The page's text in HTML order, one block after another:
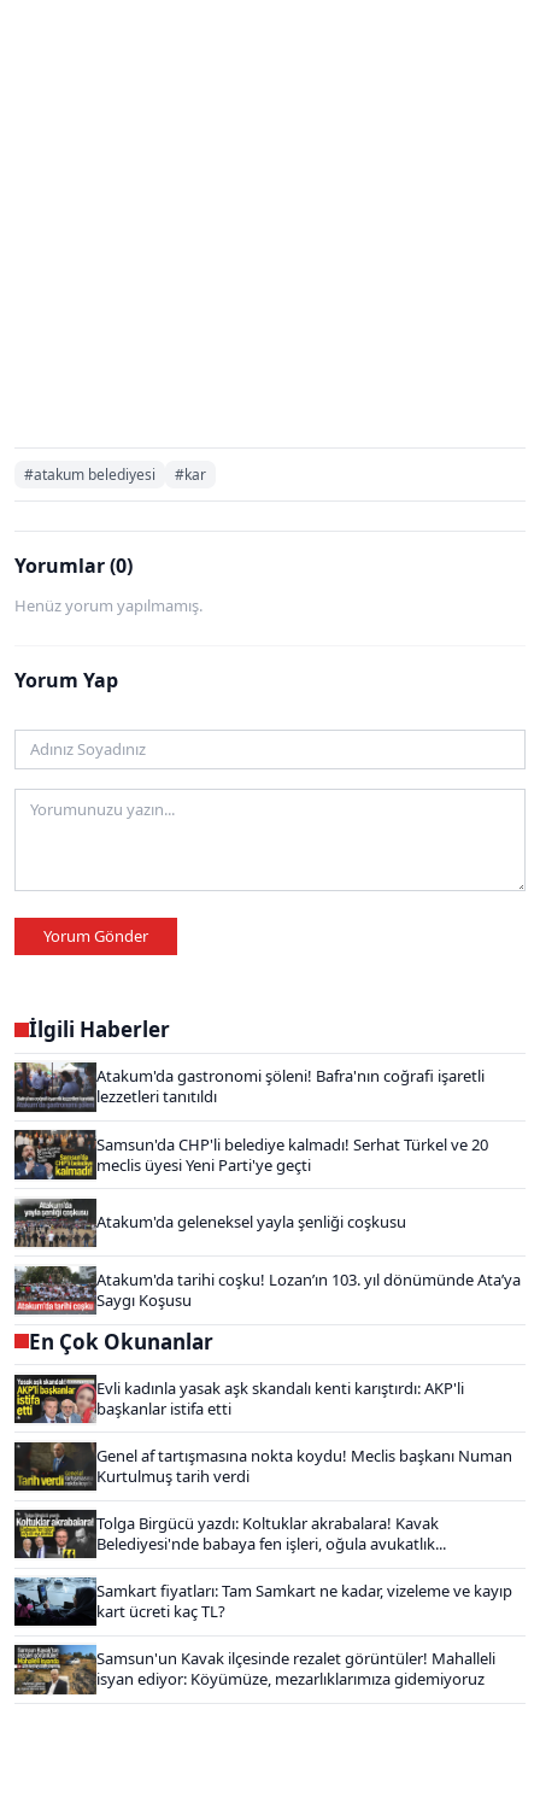
#atakum belediyesi #kar
Yorumlar (0)
Henüz yorum yapılmamış.
Yorum Yap
Yorum Gönder
İlgili Haberler
Atakum'da gastronomi şöleni! Bafra'nın coğrafi işaretli
lezzetleri tanıtıldı
Samsun'da CHP'li belediye kalmadı! Serhat Türkel ve 20
meclis üyesi Yeni Parti'ye geçti
Atakum'da geleneksel yayla şenliği coşkusu
Atakum'da tarihi coşku! Lozan’ın 103. yıl dönümünde Ata’ya
Saygı Koşusu
En Çok Okunanlar
Evli kadınla yasak aşk skandalı kenti karıştırdı: AKP'li
başkanlar istifa etti
Genel af tartışmasına nokta koydu! Meclis başkanı Numan
Kurtulmuş tarih verdi
Tolga Birgücü yazdı: Koltuklar akrabalara! Kavak
Belediyesi'nde babaya fen işleri, oğula avukatlık...
Samkart fiyatları: Tam Samkart ne kadar, vizeleme ve kayıp
kart ücreti kaç TL?
Samsun'un Kavak ilçesinde rezalet görüntüler! Mahalleli
isyan ediyor: Köyümüze, mezarlıklarımıza gidemiyoruz